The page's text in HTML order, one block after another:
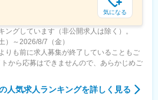
気になる
ングしています（非公開求人は除く）。
）～2026/8/7（金）
りも前に求人募集が終了していることもご
から応募はできませんので、あらかじめご
人気求人ランキングを詳しく見る